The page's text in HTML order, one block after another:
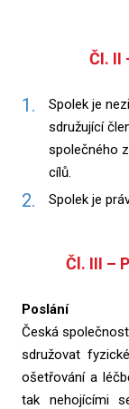
ČI. II
Spolek je
sdružující
společného
cílů.
Spolek je
Čl. III –
Poslání
Česká
sdružovat
ošetřování a
tak nehojícími